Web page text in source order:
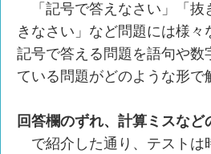
「記号で答えなさい」「抜
きなさい」など問題には様
記号で答える問題を語句や
ている問題がどのような形
回答欄のずれ、計算ミスな
で紹介した通り、テスト